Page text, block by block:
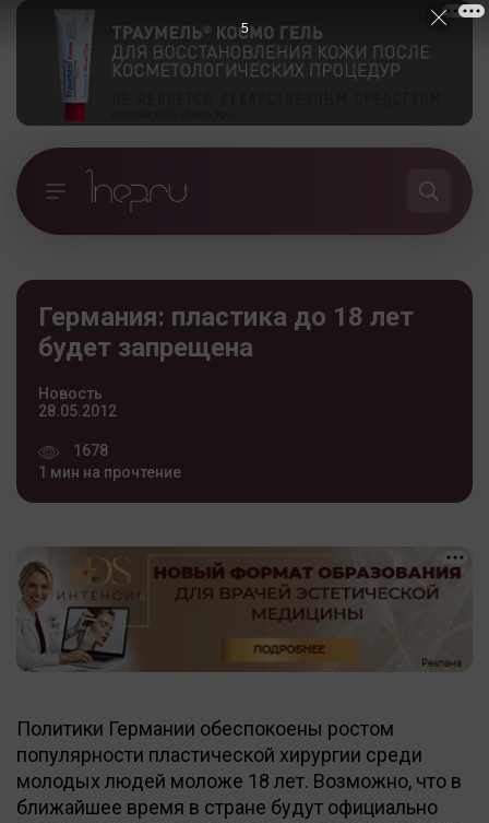
Германия: пластика до 18 лет
будет запрещена
Новость
28.05.2012
1678
1 мин на прочтение
Политики Германии обеспокоены ростом
популярности пластической хирургии среди
молодых людей моложе 18 лет. Возможно, что в
ближайшее время в стране будут официально
5